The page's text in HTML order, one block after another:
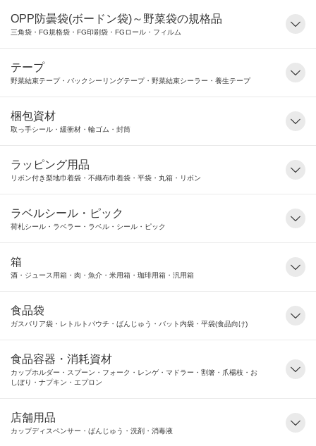
OPP防曇袋(ボードン袋)～野菜袋の規格品
三角袋・FG規格袋・FG印刷袋・FGロール・フィルム
テープ
野菜結束テープ・バックシーリングテープ・野菜結束シーラー・養生テープ
梱包資材
取っ手シール・緩衝材・輪ゴム・封筒
ラッピング用品
リボン付き梨地巾着袋・不織布巾着袋・平袋・丸箱・リボン
ラベルシール・ピック
荷札シール・ラベラー・ラベル・シール・ピック
箱
酒・ジュース用箱・肉・魚介・米用箱・珈琲用箱・汎用箱
食品袋
ガスバリア袋・レトルトパウチ・ばんじゅう・バット内袋・平袋(食品向け)
食品容器・消耗資材
カップホルダー・スプーン・フォーク・レンゲ・マドラー・割箸・爪楊枝・お
しぼり・ナプキン・エプロン
店舗用品
カップディスペンサー・ばんじゅう・洗剤・消毒液